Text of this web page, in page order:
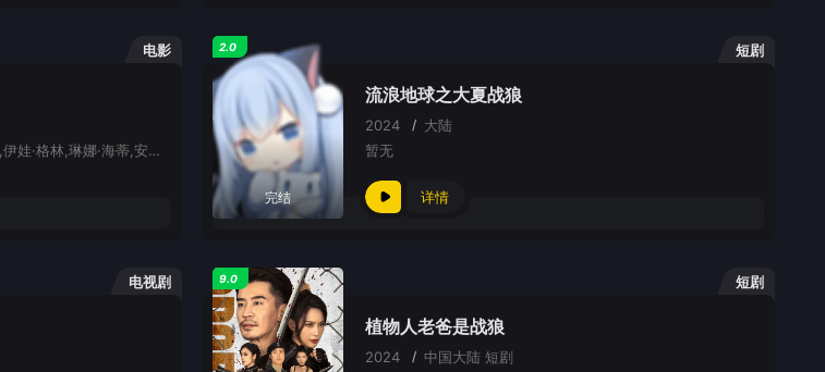
电影
沙利文·斯特普尔顿,罗德里戈·桑托罗,伊娃·格林,琳娜·海蒂,安德鲁·蒂曼,安德鲁·普利文
短剧
完结
2.0
流浪地球之大夏战狼
2024 / 大陆
暂无
详情
电视剧 短剧
9.0
植物人老爸是战狼
2024 / 中国大陆短剧